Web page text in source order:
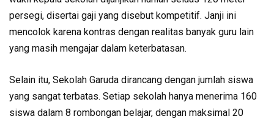
persegi, disertai gaji yang disebut kompetitif. Janji ini
mencolok karena kontras dengan realitas banyak guru lain
yang masih mengajar dalam keterbatasan.
Selain itu, Sekolah Garuda dirancang dengan jumlah siswa
yang sangat terbatas. Setiap sekolah hanya menerima 160
siswa dalam 8 rombongan belajar, dengan maksimal 20